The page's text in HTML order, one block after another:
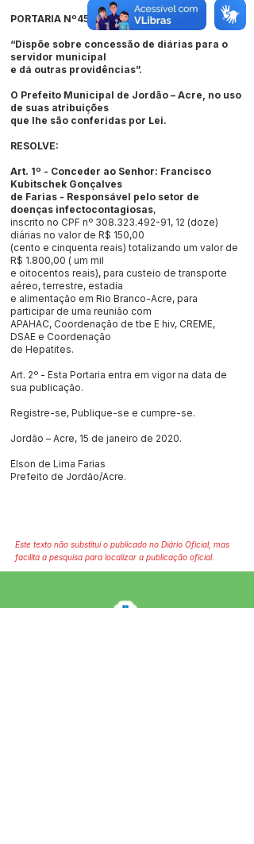
PORTARIA Nº456/2018.
“Dispõe sobre concessão de diárias para o
servidor municipal
e dá outras providências”.
O Prefeito Municipal de Jordão – Acre, no uso
de suas atribuições
que lhe são conferidas por Lei.
RESOLVE:
Art. 1º - Conceder ao Senhor: Francisco
Kubitschek Gonçalves
de Farias - Responsável pelo setor de
doenças infectocontagiosas,
inscrito no CPF nº 308.323.492-91, 12 (doze)
diárias no valor de R$ 150,00
(cento e cinquenta reais) totalizando um valor de
R$ 1.800,00 ( um mil
e oitocentos reais), para custeio de transporte
aéreo, terrestre, estadia
e alimentação em Rio Branco-Acre, para
participar de uma reunião com
APAHAC, Coordenação de tbe E hiv, CREME,
DSAE e Coordenação
de Hepatites.
Art. 2º - Esta Portaria entra em vigor na data de
sua publicação.
Registre-se, Publique-se e cumpre-se.
Jordão – Acre, 15 de janeiro de 2020.
Elson de Lima Farias
Prefeito de Jordão/Acre.
Este texto não substitui o publicado no Diário Oficial, mas
facilita a pesquisa para localizar a publicação oficial.